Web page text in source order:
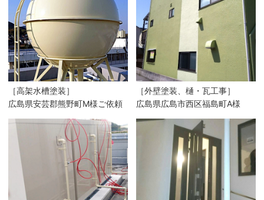
［高架水槽塗装］
広島県安芸郡熊野町M様ご依頼
［外壁塗装、樋・瓦工事］
広島県広島市西区福島町A様